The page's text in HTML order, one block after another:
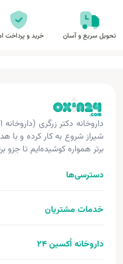
تحویل سریع و آسان خرید و پرداخت
شیراز شروع به کار کرده و با
برتر همواره کوشیده‌ایم تا جزو
دسترسی‌ها
خدمات مشتریان
داروخانه اُکسین 24